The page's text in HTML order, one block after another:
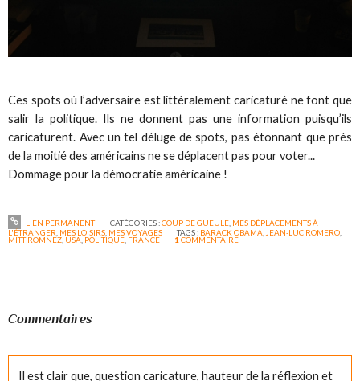
Ces spots où l’adversaire est littéralement caricaturé ne font que
salir la politique. Ils ne donnent pas une information puisqu’ils
caricaturent. Avec un tel déluge de spots, pas étonnant que prés
de la moitié des américains ne se déplacent pas pour voter...
Dommage pour la démocratie américaine !
LIEN PERMANENT CATÉGORIES :COUP DE GUEULE, MES DÉPLACEMENTS À
L'ÉTRANGER MES LOISIRS MES VOYAGES TAGS : BARACK OBAMA JEAN-LUC ROMERO
MITT ROMNEZ USA POLITIQUE FRANCE 1 COMMENTAIRE
Commentaires
Il est clair que, question caricature, hauteur de la réflexion et